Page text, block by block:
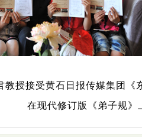
教授接受黄石日报传媒集团《
在现代修订版《弟子规》